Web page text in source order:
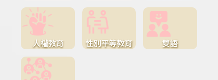
人權教育 性別平等教育 雙語